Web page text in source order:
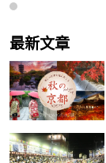
最新文章